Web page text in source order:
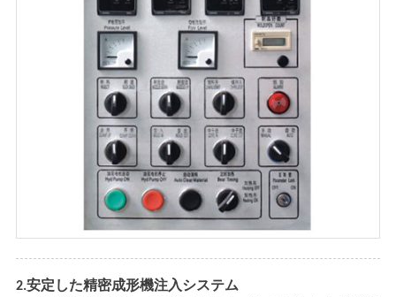
2.安定した精密成形機注入システム